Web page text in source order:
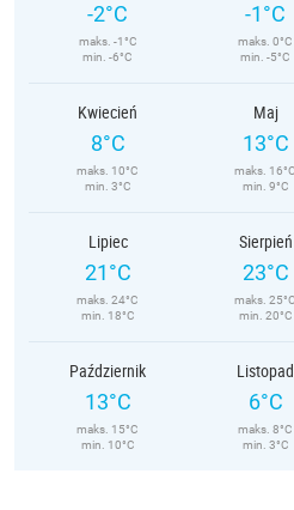
-2°C
maks. -1°C
min. -6°C
-1°C
maks. 0°C
min. -5°C
Kwiecień
8°C
maks. 10°C
min. 3°C
Maj
13°C
maks. 16°C
min. 9°C
Lipiec
21°C
maks. 24°C
min. 18°C
Sierpień
23°C
maks. 25°C
min. 20°C
Październik
13°C
maks. 15°C
min. 10°C
Listopad
6°C
maks. 8°C
min. 3°C